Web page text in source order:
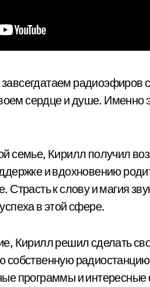
завсегдатаем
сердце и душе.
семье, Кирилл получил
и вдохновению
Страсть к слову и магия
в этой сфере.
Кирилл решил сделать
программы и